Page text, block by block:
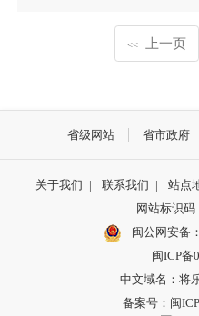
<< 上一页
省级网站 省市政府
关于我们 | 联系我们 | 站点
网站标识码
闽公网安备
闽ICP备
中文域名：将
备案号：闽